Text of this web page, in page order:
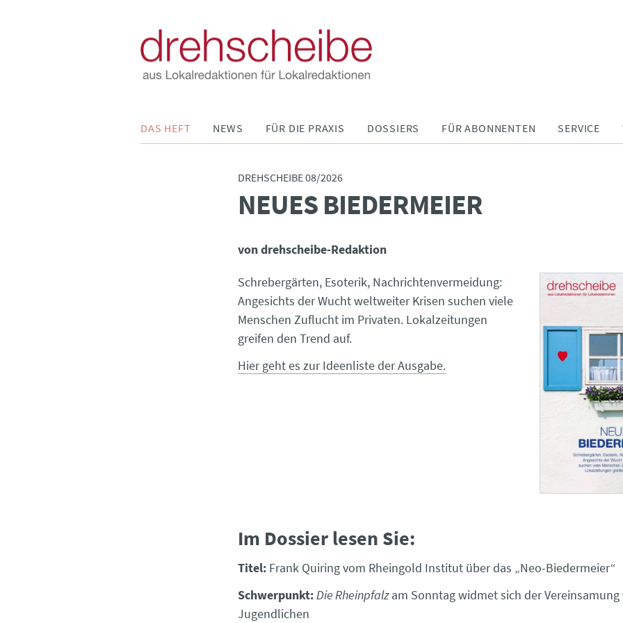
DAS HEFT NEWS FÜR DIE PRAXIS DOSSIERS FÜR ABONNENTEN SERVICE
DREHSCHEIBE 08/2026
NEUES BIEDERMEIER
von drehscheibe-Redaktion
Schrebergärten, Esoterik, Nachrichtenvermeidung:
Angesichts der Wucht weltweiter Krisen suchen viele
Menschen Zuflucht im Privaten. Lokalzeitungen
greifen den Trend auf.
Hier geht es zur Ideenliste der Ausgabe.
Im Dossier lesen Sie:
Titel: Frank Quiring vom Rheingold Institut über das „Neo-Biedermeier“
Schwerpunkt:Die Rheinpfalzam Sonntag widmet sich der Vereinsamung
Jugendlichen